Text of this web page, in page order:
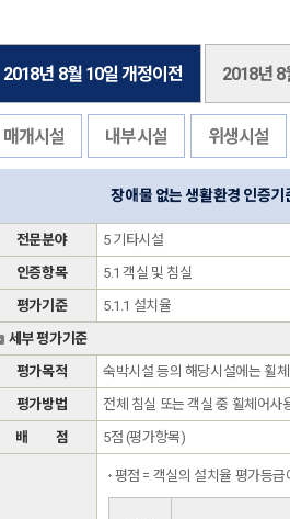
2018년 8월 10일 개정이전 2018년 8
매개시설 내부시설 위생시설
장애물 없는 생활환경 인증기
전문분야
5 기타시설
인증항목
5.1 객실 및 침실
평가기준
5.1.1 설치율
세부 평가기준
평가목적
숙박시설 등의 해당시설에는 휠
평가방법
전체 침실 또는 객실 중 휠체어
배 점
5점 (평가항목)
평점 = 객실의 설치율 평가등